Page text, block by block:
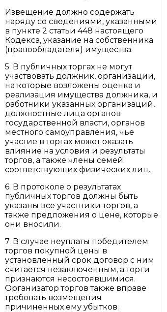
Извещение должно содержать
наряду со сведениями, указанными
в пункте 2 статьи 448 настоящего
Кодекса, указание на собственника
(правообладателя) имущества.
5. В публичных торгах не могут
участвовать должник, организации,
на которые возложены оценка и
реализация имущества должника, и
работники указанных организаций,
должностные лица органов
государственной власти, органов
местного самоуправления, чье
участие в торгах может оказать
влияние на условия и результаты
торгов, а также члены семей
соответствующих физических лиц.
6. В протоколе о результатах
публичных торгов должны быть
указаны все участники торгов, а
также предложения о цене, которые
они вносили.
7. В случае неуплаты победителем
торгов покупной цены в
установленный срок договор с ним
считается незаключенным, а торги
признаются несостоявшимися.
Организатор торгов также вправе
требовать возмещения
причиненных ему убытков.